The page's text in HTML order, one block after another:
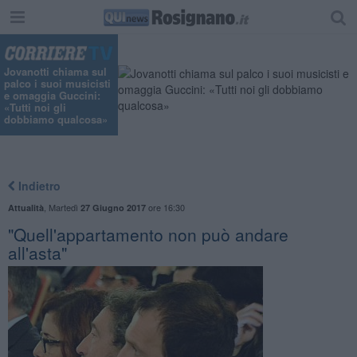
Jovanotti chiama sul
palco i suoi musicisti
e omaggia Guccini:
«Tutti noi gli
dobbiamo qualcosa»
Indietro
Attualità Martedì 27 Giugno 2017ore 16:30
"Quell'appartamento non può andare
all'asta"